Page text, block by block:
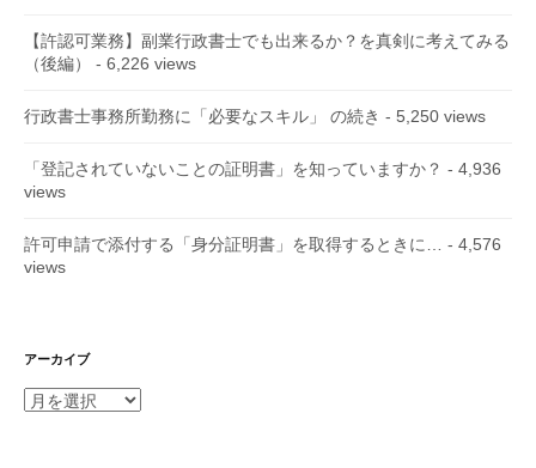
【許認可業務】副業行政書士でも出来るか？を真剣に考えてみる
（後編）
- 6,226 views
行政書士事務所勤務に「必要なスキル」 の続き - 5,250 views
「登記されていないことの証明書」を知っていますか？ - 4,936
views
許可申請で添付する「身分証明書」を取得するときに… - 4,576
views
アーカイブ
ア